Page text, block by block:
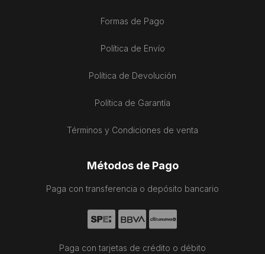
Formas de Pago
Política de Envío
Política de Devolución
Política de Garantía
Términos y Condiciones de venta
Métodos de Pago
Paga con transferencia o depósito bancario
Paga con tarjetas de crédito o débito